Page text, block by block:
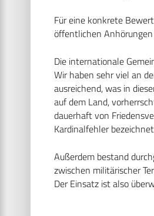
Für eine konkrete
öffentlichen
Die internationale
Wir haben sehr viel an
ausreichend, was in
auf dem Land,
dauerhaft von
Kardinalfehler
Außerdem bestand
zwischen militärischer
Der Einsatz ist also